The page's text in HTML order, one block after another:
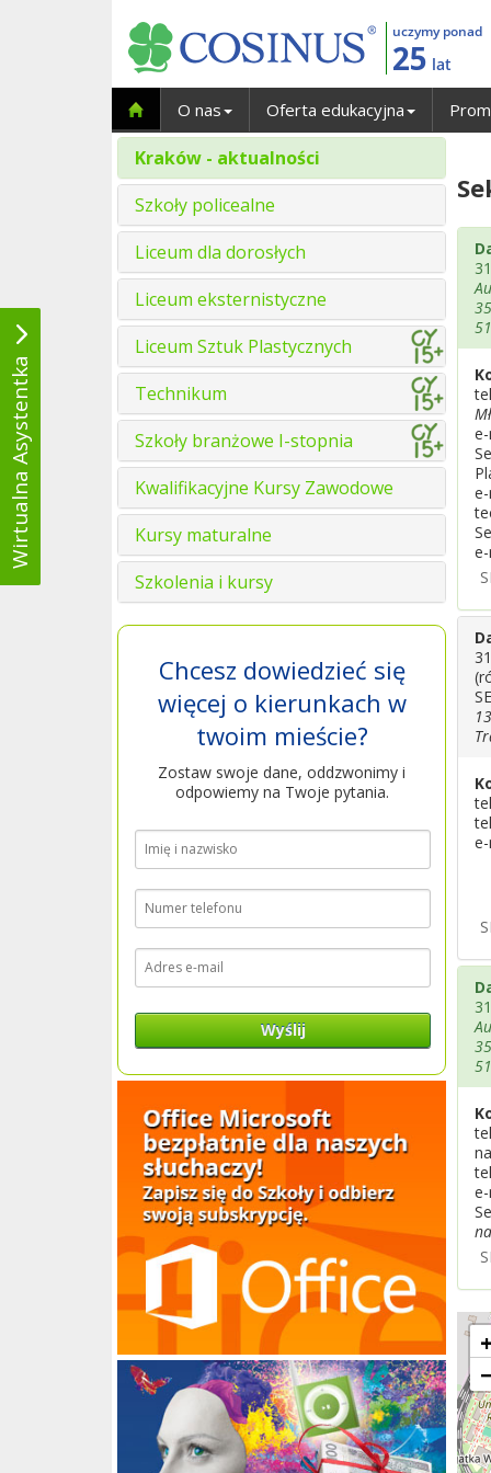
uczymy ponad
25 lat
O nas Oferta edukacyjna
Kraków - aktualności
Szkoły policealne
Liceum dla dorosłych
Liceum eksternistyczne
Liceum Sztuk Plastycznych
Technikum
Szkoły branżowe I-stopnia
Kwalifikacyjne Kursy Zawodowe
Kursy maturalne
Szkolenia i kursy
Chcesz dowiedzieć się
więcej o kierunkach w
twoim mieście?
Zostaw swoje dane, oddzwonimy i
odpowiemy na Twoje pytania.
Wyślij
Wirtualna Asystentka